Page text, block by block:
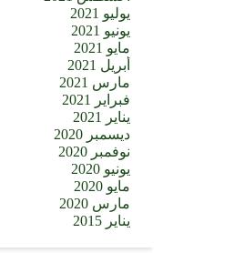
يوليو 2021
يونيو 2021
مايو 2021
أبريل 2021
مارس 2021
فبراير 2021
يناير 2021
ديسمبر 2020
نوفمبر 2020
يونيو 2020
مايو 2020
مارس 2020
يناير 2015